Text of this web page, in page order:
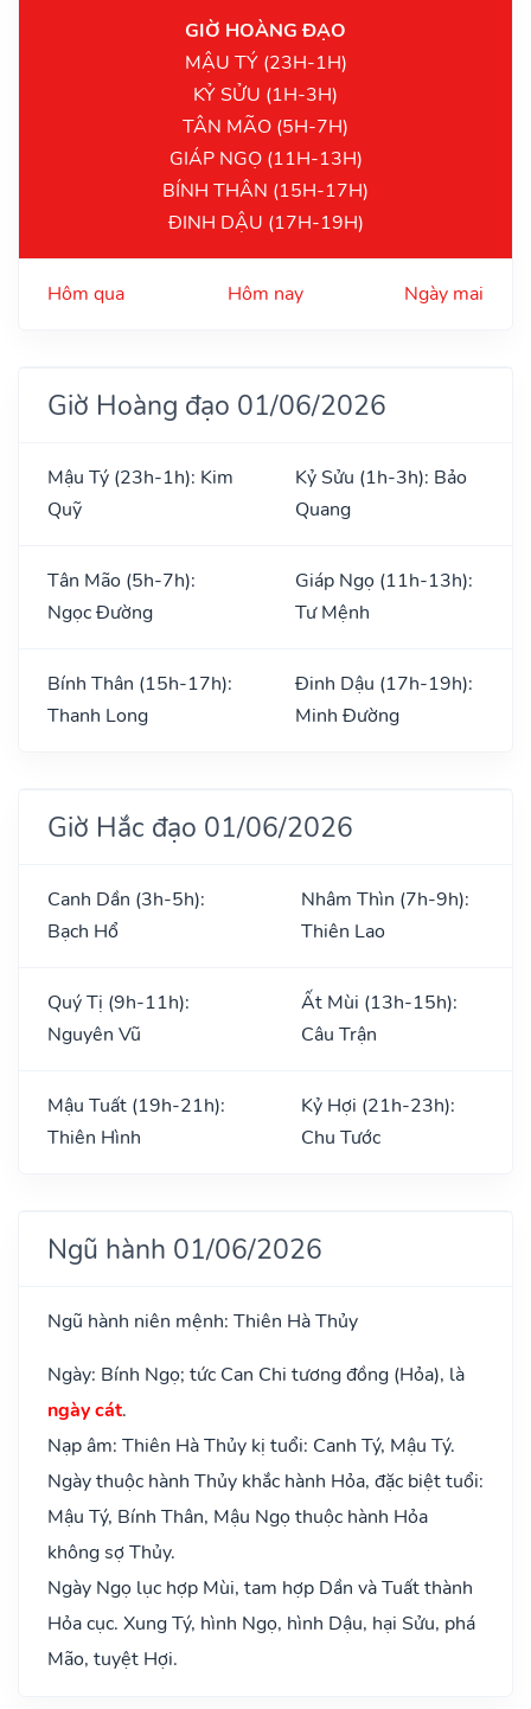
GIỜ HOÀNG ĐẠO
MẬU TÝ (23H-1H)
KỶ SỬU (1H-3H)
TÂN MÃO (5H-7H)
GIÁP NGỌ (11H-13H)
BÍNH THÂN (15H-17H)
ĐINH DẬU (17H-19H)
Hôm qua Hôm nay Ngày mai
Giờ Hoàng đạo 01/06/2026
Mậu Tý (23h-1h): Kim
Quỹ
Kỷ Sửu (1h-3h): Bảo
Quang
Tân Mão (5h-7h):
Ngọc Đường
Giáp Ngọ (11h-13h):
Tư Mệnh
Bính Thân (15h-17h):
Thanh Long
Đinh Dậu (17h-19h):
Minh Đường
Giờ Hắc đạo 01/06/2026
Canh Dần (3h-5h):
Bạch Hổ
Nhâm Thìn (7h-9h):
Thiên Lao
Quý Tị (9h-11h):
Nguyên Vũ
Ất Mùi (13h-15h):
Câu Trận
Mậu Tuất (19h-21h):
Thiên Hình
Kỷ Hợi (21h-23h):
Chu Tước
Ngũ hành 01/06/2026
Ngũ hành niên mệnh: Thiên Hà Thủy
Ngày: Bính Ngọ; tức Can Chi tương đồng (Hỏa), là
ngày cát.
Nạp âm: Thiên Hà Thủy kị tuổi: Canh Tý, Mậu Tý.
Ngày thuộc hành Thủy khắc hành Hỏa, đặc biệt tuổi:
Mậu Tý, Bính Thân, Mậu Ngọ thuộc hành Hỏa
không sợ Thủy.
Ngày Ngọ lục hợp Mùi, tam hợp Dần và Tuất thành
Hỏa cục. Xung Tý, hình Ngọ, hình Dậu, hại Sửu, phá
Mão, tuyệt Hợi.